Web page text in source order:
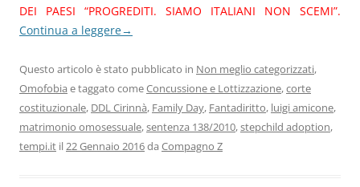
DEI PAESI “PROGREDITI. SIAMO ITALIANI NON SCEMI”.
Continua a leggere→
Questo articolo è stato pubblicato in Non meglio categorizzati,
Omofobia e taggato comeConcussione e Lottizzazione,corte
costituzionale, DDL Cirinnà, Family Day, Fantadiritto, luigi amicone,
matrimonio omosessuale,sentenza 138/2010,stepchild adoption,
tempi.it il22 Gennaio 2016da Compagno Z